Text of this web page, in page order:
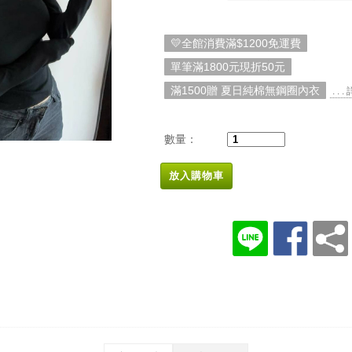
💛全館消費滿$1200免運費
單筆滿1800元現折50元
滿1500贈 夏日純棉無鋼圈內衣
. . .
數量：
放入購物車